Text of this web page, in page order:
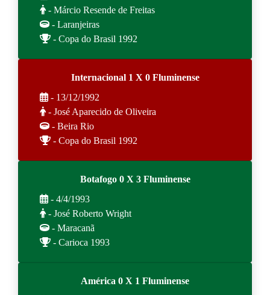
- Márcio Resende de Freitas
- Laranjeiras
- Copa do Brasil 1992
Internacional 1 X 0 Fluminense
- 13/12/1992
- José Aparecido de Oliveira
- Beira Rio
- Copa do Brasil 1992
Botafogo 0 X 3 Fluminense
- 4/4/1993
- José Roberto Wright
- Maracanã
- Carioca 1993
América 0 X 1 Fluminense